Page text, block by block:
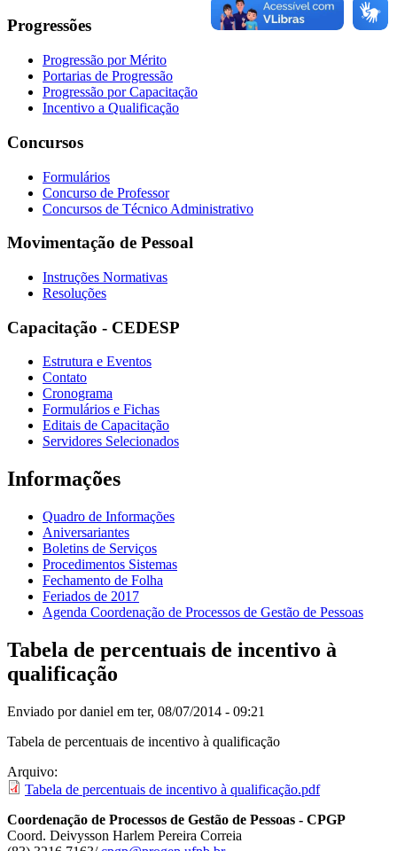
Progressões
Progressão por Mérito
Portarias de Progressão
Progressão por Capacitação
Incentivo a Qualificação
Concursos
Formulários
Concurso de Professor
Concursos de Técnico Administrativo
Movimentação de Pessoal
Instruções Normativas
Resoluções
Capacitação - CEDESP
Estrutura e Eventos
Contato
Cronograma
Formulários e Fichas
Editais de Capacitação
Servidores Selecionados
Informações
Quadro de Informações
Aniversariantes
Boletins de Serviços
Procedimentos Sistemas
Fechamento de Folha
Feriados de 2017
Agenda Coordenação de Processos de Gestão de Pessoas
Tabela de percentuais de incentivo à
qualificação
Enviado pordaniel em ter, 08/07/2014 - 09:21
Tabela de percentuais de incentivo à qualificação
Arquivo:
Tabela de percentuais de incentivo à qualificação.pdf
Coordenação de Processos de Gestão de Pessoas - CPGP
Coord. Deivysson Harlem Pereira Correia